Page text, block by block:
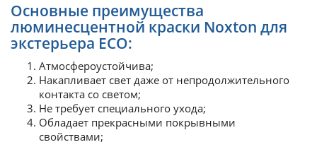
Основные преимущества
люминесцентной краски Noxton для
экстерьера ECO:
Атмосфероустойчива;
Накапливает свет даже от непродолжительного
контакта со светом;
Не требует специального ухода;
Обладает прекрасными покрывными
свойствами;